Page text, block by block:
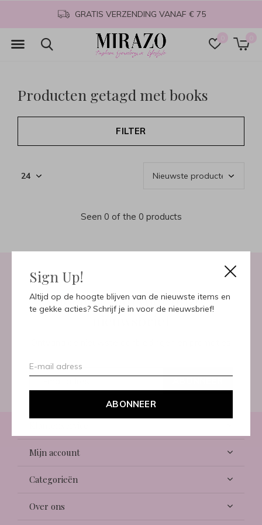
Sign Up!
Altijd op de hoogte blijven van de nieuwste items en
te gekke acties? Schrijf je in voor de nieuwsbrief!
ABONNEER
0 0
GRATIS VERZENDING VANAF € 75
Producten getagd met books
FILTER
Seen 0 of the 0 products
Meld je aan voor onze
nieuwsbrief
Mijn account
Categorieën
Over ons